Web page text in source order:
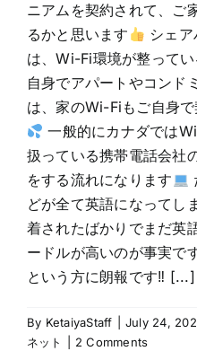
ニアムを契約されて、ご
るかと思います
シェ
は、Wi-Fi環境が整って
自身でアパートやコンド
は、家のWi-Fiもご自身
一般的にカナダでは
扱っている携帯電話会社
をする流れになります
どが全て英語になってし
着されたばかりでまだ英
ードルが高いのが事実で
という方に朗報です‼ [...]
By KetaiyaStaff July 24,
ネット
2 Comments